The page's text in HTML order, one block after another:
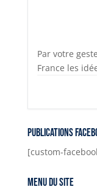
Par votre
France les
Publications
[custom-
Menu du site